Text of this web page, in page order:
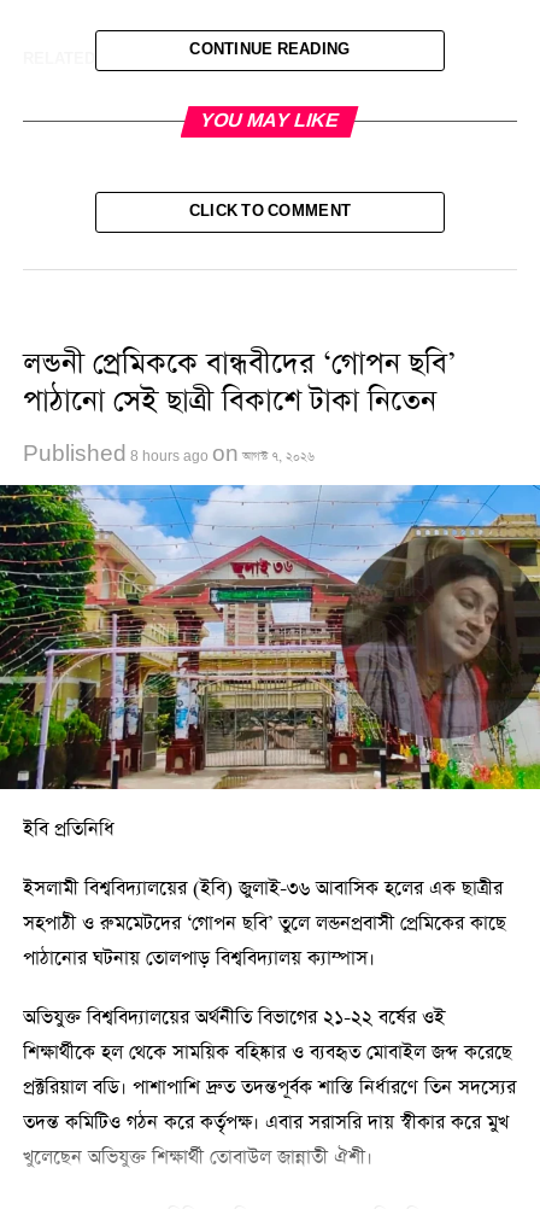
খামেনি হত্যাকাণ্ড ‘মুসলিম বিশ্বের বিরুদ্ধে যুদ্ধ ঘোষণা’: ইরানের প্রেসিডেন্ট
CONTINUE READING
YOU MAY LIKE
CLICK TO COMMENT
লন্ডনী প্রেমিককে বান্ধবীদের ‘গোপন ছবি’
পাঠানো সেই ছাত্রী বিকাশে টাকা নিতেন
Published 8 hours ago on আগস্ট ৭, ২০২৬
ইবি প্রতিনিধি
ইসলামী বিশ্ববিদ্যালয়ের (ইবি) জুলাই-৩৬ আবাসিক হলের এক ছাত্রীর
সহপাঠী ও রুমমেটদের ‘গোপন ছবি’ তুলে লন্ডনপ্রবাসী প্রেমিকের কাছে
পাঠানোর ঘটনায় তোলপাড় বিশ্ববিদ্যালয় ক্যাম্পাস।
অভিযুক্ত বিশ্ববিদ্যালয়ের অর্থনীতি বিভাগের ২১-২২ বর্ষের ওই
শিক্ষার্থীকে হল থেকে সাময়িক বহিষ্কার ও ব্যবহৃত মোবাইল জব্দ করেছে
প্রক্টরিয়াল বডি। পাশাপাশি দ্রুত তদন্তপূর্বক শাস্তি নির্ধারণে তিন সদস্যের
তদন্ত কমিটিও গঠন করে কর্তৃপক্ষ। এবার সরাসরি দায় স্বীকার করে মুখ
খুলেছেন অভিযুক্ত শিক্ষার্থী তোবাউল জান্নাতী ঐশী।